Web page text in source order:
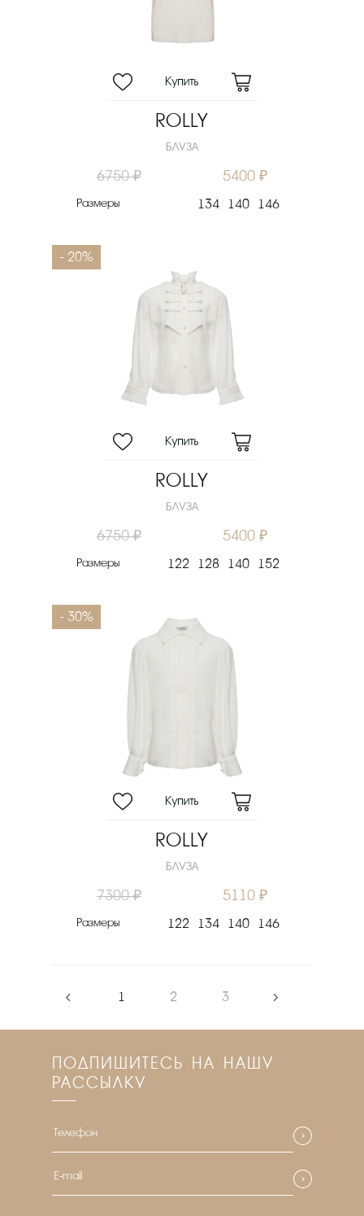
ROLLY
БЛУЗА
6750 ₽ 5400 ₽
Размеры 134 140 146
- 20%
ROLLY
БЛУЗА
6750 ₽ 5400 ₽
Размеры 122 128 140 152
- 30%
ROLLY
БЛУЗА
7300 ₽ 5110 ₽
Размеры 122 134 140 146
‹ 1 2 3 ›
ПОДПИШИТЕСЬ НА НАШУ
РАССЫЛКУ